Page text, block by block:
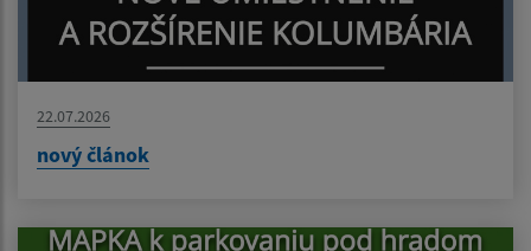
22.07.2026
nový článok